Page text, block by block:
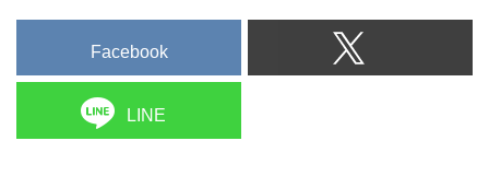
Facebook
LINE